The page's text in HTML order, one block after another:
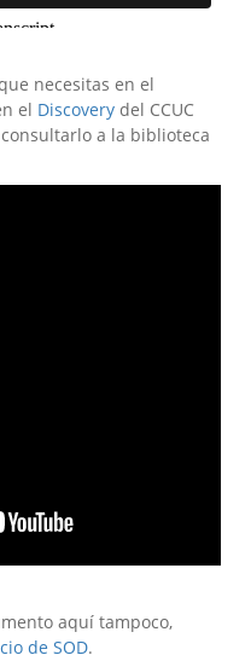
necesitas en el
el Discovery del CCUC
a la biblioteca
aquí tampoco,
de SOD.